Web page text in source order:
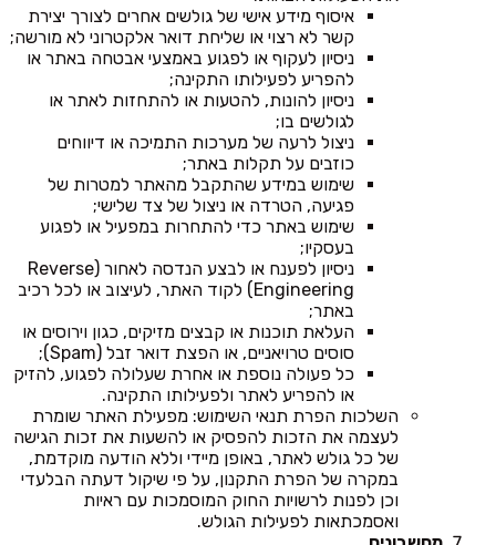
איסוף מידע אישי של גולשים אחרים לצורך יצירת
קשר לא רצוי או שליחת דואר אלקטרוני לא מורשה;
ניסיון לעקוף או לפגוע באמצעי אבטחה באתר או
להפריע לפעילותו התקינה;
ניסיון להונות, להטעות או להתחזות לאתר או
לגולשים בו;
ניצול לרעה של מערכות התמיכה או דיווחים
כוזבים על תקלות באתר;
שימוש במידע שהתקבל מהאתר למטרות של
פגיעה, הטרדה או ניצול של צד שלישי;
שימוש באתר כדי להתחרות במפעיל או לפגוע
בעסקיו;
ניסיון לפענח או לבצע הנדסה לאחור (Reverse
Engineering) לקוד האתר, לעיצוב או לכל רכיב
באתר;
העלאת תוכנות או קבצים מזיקים, כגון וירוסים או
סוסים טרויאניים, או הפצת דואר זבל (Spam);
כל פעולה נוספת או אחרת שעלולה לפגוע, להזיק
או להפריע לאתר ולפעילותו התקינה.
השלכות הפרת תנאי השימוש: מפעילת האתר שומרת
לעצמה את הזכות להפסיק או להשעות את זכות הגישה
של כל גולש לאתר, באופן מיידי וללא הודעה מוקדמת,
במקרה של הפרת התקנון, על פי שיקול דעתה הבלעדי
וכן לפנות לרשויות החוק המוסמכות עם ראיות
ואסמכתאות לפעילות הגולש.